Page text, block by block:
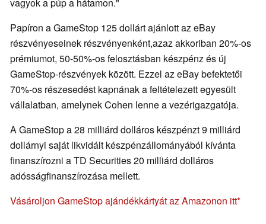
Papíron a GameStop 125 dollárt ajánlott az eBay
részvényeseinek részvényenként,azaz akkoriban 20%-os
prémiumot, 50-50%-os felosztásban készpénz és új
GameStop-részvények között. Ezzel az eBay befektetői
70%-os részesedést kapnának a feltételezett egyesült
vállalatban, amelynek Cohen lenne a vezérigazgatója.
A GameStop a 28 milliárd dolláros készpénzt 9 milliárd
dollárnyi saját likvidált készpénzállományából kívánta
finanszírozni a TD Securities 20 milliárd dolláros
adósságfinanszírozása mellett.
Vásároljon GameStop ajándékkártyát az Amazonon itt